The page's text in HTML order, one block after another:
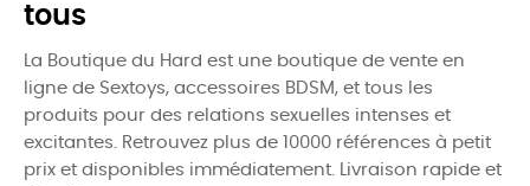
tous
La Boutique du Hard est une boutique de vente en
ligne de Sextoys, accessoires BDSM, et tous les
produits pour des relations sexuelles intenses et
excitantes. Retrouvez plus de 10000 références à petit
prix et disponibles immédiatement. Livraison rapide et